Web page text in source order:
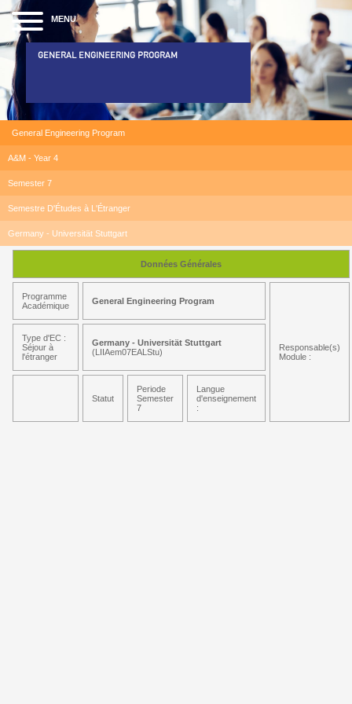
MENU
GENERAL ENGINEERING PROGRAM
General Engineering Program
A&M - Year 4
Semester 7
Semestre D'Études à L'Étranger
Germany - Universität Stuttgart
Données Générales
Programme
Académique
General Engineering Program
Responsable(s)
Module :
Type d'EC :
Séjour à
l'étranger
Germany - Universität Stuttgart
(LIIAem07EALStu)
Statut
Periode
Semester
7
Langue
d'enseignement
: